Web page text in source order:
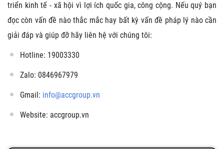
triển kinh tế - xã hội vì lợi ích quốc gia, công cộng. Nếu quý bạn
đọc còn vấn đề nào thắc mắc hay bất kỳ vấn đề pháp lý nào cần
giải đáp và giúp đỡ hãy liên hệ với chúng tôi:
Hotline: 19003330
Zalo: 0846967979
Gmail: info@accgroup.vn
Website: accgroup.vn